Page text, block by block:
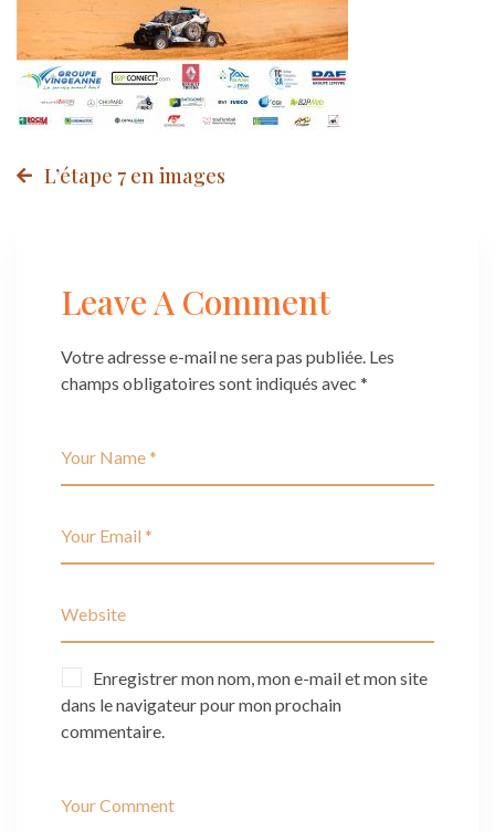
Post
L’étape 7 en images
Leave A Comment
Votre adresse e-mail ne sera pas publiée. Les
champs obligatoires sont indiqués avec *
Enregistrer mon nom, mon e-mail et mon site
dans le navigateur pour mon prochain
commentaire.